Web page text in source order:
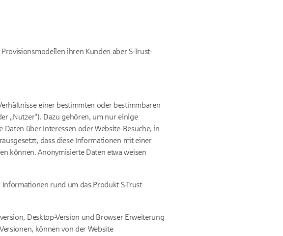
ihren Kunden aber S-Trust-
einer bestimmten oder bestimmbaren
„Nutzer“). Dazu gehören, um nur einige
über Interessen oder Website-Besuche, in
dass diese Informationen mit einer
können. Anonymisierte Daten etwa weisen
rund um das Produkt S-Trust
Desktop-Version und Browser Erweiterung
können von der Website